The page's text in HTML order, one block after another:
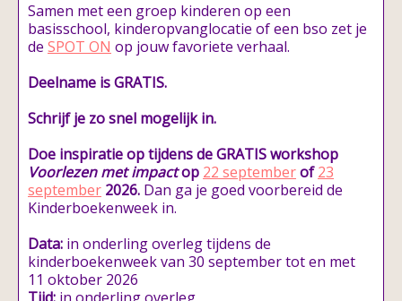
Samen met een groep kinderen op een
basisschool, kinderopvanglocatie of een bso zet je
de SPOT ON op jouw favoriete verhaal.
Deelname is GRATIS.
Schrijf je zo snel mogelijk in.
Doe inspiratie op tijdens de GRATIS workshop
Voorlezen met impactop 22 septemberof23
september 2026. Dan ga je goed voorbereid de
Kinderboekenweek in.
Data: in onderling overleg tijdens de
kinderboekenweek van 30 september tot en met
11 oktober 2026